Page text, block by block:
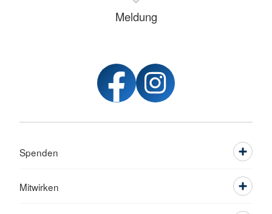
Meldung
Spenden
Mitwirken